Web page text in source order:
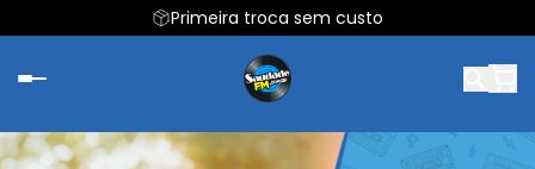
Primeira troca sem custo